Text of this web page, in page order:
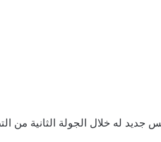
له خلال الجولة الثانية من